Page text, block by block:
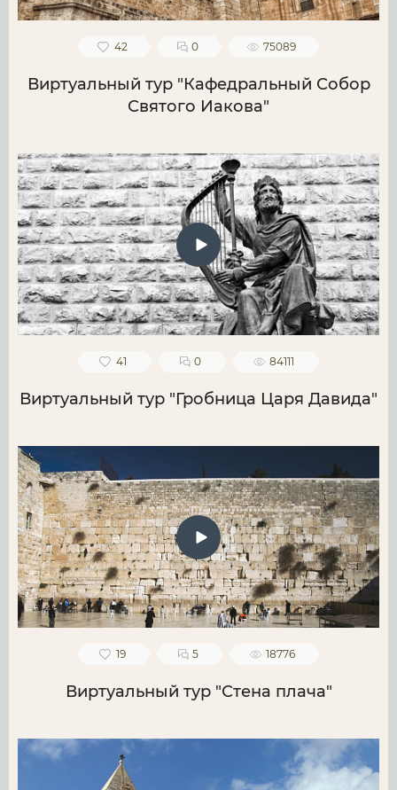
42 0 75089
Виртуальный тур "Кафедральный Собор
Святого Иакова"
41 0 84111
Виртуальный тур "Гробница Царя Давида"
19 5 18776
Виртуальный тур "Стена плача"